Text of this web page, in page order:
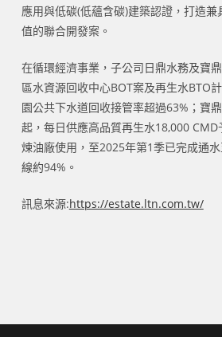
應用與低碳(低蘊含碳)建築認證，打造
值的聯合開發案。
在循環經濟事業，子公司日鼎水務及寶
區水資源回收中心BOT案及再生水BTO
園公共下水道回收接管率超過63%；寶
起，每日供應高品質再生水18,000
煉油廠使用，至2025年第1季已完成通
線約94%。
訊息來源:https://estate.ltn.com.tw/